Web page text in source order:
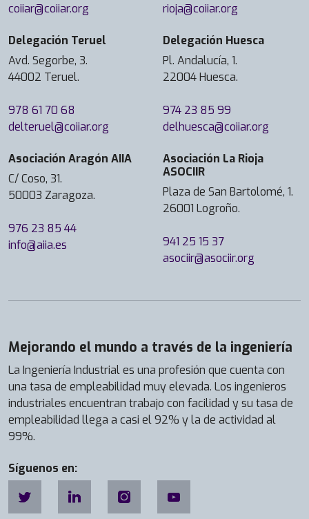
coiiar@coiiar.org
rioja@coiiar.org
Delegación Teruel
Avd. Segorbe, 3.
44002 Teruel.
978 61 70 68
delteruel@coiiar.org
Delegación Huesca
Pl. Andalucía, 1.
22004 Huesca.
974 23 85 99
delhuesca@coiiar.org
Asociación Aragón AIIA
C/ Coso, 31.
50003 Zaragoza.
976 23 85 44
info@aiia.es
Asociación La Rioja
ASOCIIR
Plaza de San Bartolomé, 1.
26001 Logroño.
941 25 15 37
asociir@asociir.org
Mejorando el mundo a través de la ingeniería
La Ingeniería Industrial es una profesión que cuenta con
una tasa de empleabilidad muy elevada. Los ingenieros
industriales encuentran trabajo con facilidad y su tasa de
empleabilidad llega a casi el 92% y la de actividad al
99%.
Síguenos en: